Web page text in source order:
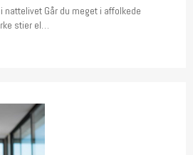
nattelivet Går du meget i affolkede
stier el…